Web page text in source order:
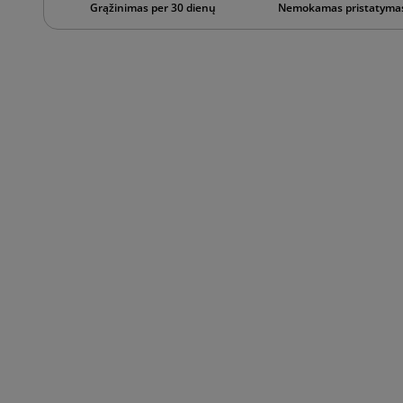
Grąžinimas per 30 dienų Nemokamas